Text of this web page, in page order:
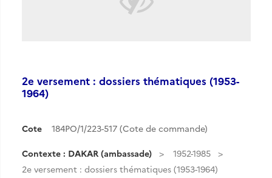
2e versement : dossiers thématiques (1953-
1964)
Cote 184PO/1/223-517 (Cote de commande)
Contexte : DAKAR (ambassade)
1952-1985
2e versement : dossiers thématiques (1953-1964)